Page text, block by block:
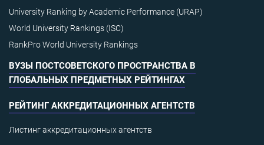
University Ranking by Academic Performance (URAP)
World University Rankings (ISC)
RankPro World University Rankings
ВУЗЫ ПОСТСОВЕТСКОГО ПРОСТРАНСТВА В
ГЛОБАЛЬНЫХ ПРЕДМЕТНЫХ РЕЙТИНГАХ
РЕЙТИНГ АККРЕДИТАЦИОННЫХ АГЕНТСТВ
Листинг аккредитационных агентств